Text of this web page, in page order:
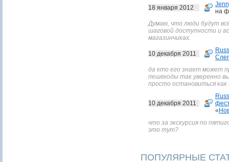
18 января 2012
на
Думаю, что люди будут
шаговой доступности и
магазинчиках.
10 декабря 2011
да кто его знает может
пешеходы так уверенно
просто остановиться
10 декабря 2011
«
что за экскурсия по
это тут?
ПОПУЛЯРНЫЕ